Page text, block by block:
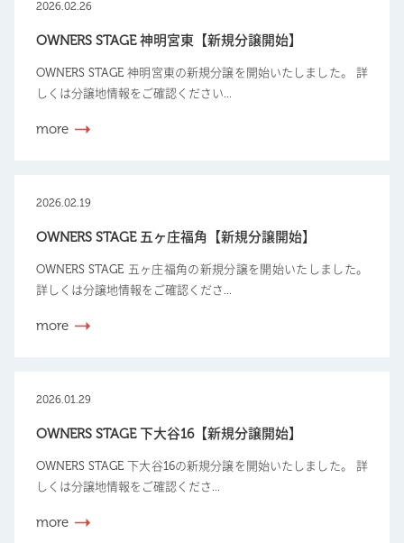
2026.02.26
OWNERS STAGE 神明宮東【新規分譲開始】
OWNERS STAGE 神明宮東の新規分譲を開始いたしました。 詳
しくは分譲地情報をご確認ください...
more
2026.02.19
OWNERS STAGE 五ヶ庄福角【新規分譲開始】
OWNERS STAGE 五ヶ庄福角の新規分譲を開始いたしました。
詳しくは分譲地情報をご確認くださ...
more
2026.01.29
OWNERS STAGE 下大谷16【新規分譲開始】
OWNERS STAGE 下大谷16の新規分譲を開始いたしました。 詳
しくは分譲地情報をご確認くださ...
more